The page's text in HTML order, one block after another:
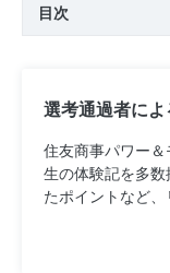
目次
選考通過者に
住友商事パワー
生の体験記を多
たポイントなど、